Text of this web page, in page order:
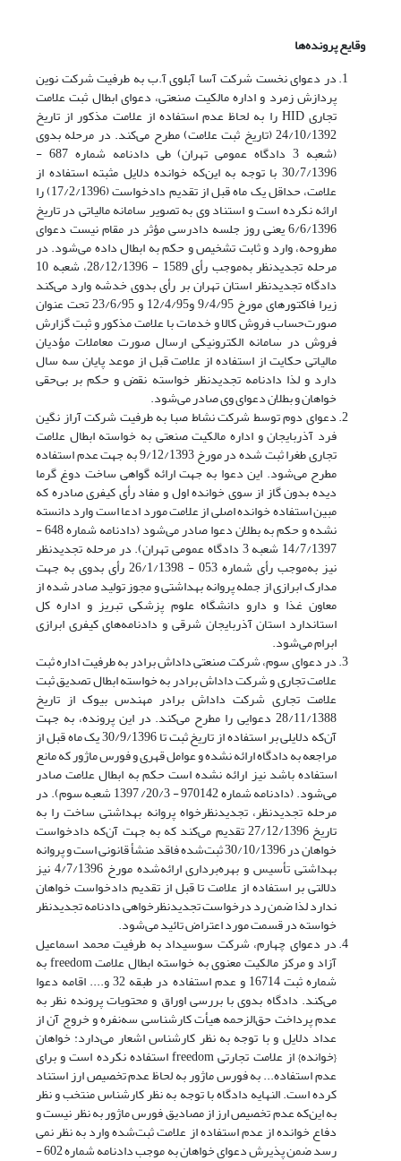
وقایع پرونده‌ها
در دعوای نخست شرکت آسا آبلوی آ.ب به طرفیت شرکت نوین
پردازش زمرد و اداره مالکیت صنعتی، دعوای ابطال ثبت علامت
تجاری HID را به لحاظ عدم استفاده از علامت مذکور از تاریخ
24/10/1392 (تاریخ ثبت علامت) مطرح می‌کند. در مرحله بدوی
(شعبه 3 دادگاه عمومی تهران) طی دادنامه شماره 687 -
30/7/1396 با توجه به این‌که خوانده دلایل مثبته استفاده از
علامت، حداقل یک ماه قبل از تقدیم دادخواست (17/2/1396) را
ارائه نکرده است و استناد وی به تصویر سامانه مالیاتی در تاریخ
6/6/1396 یعنی روز جلسه دادرسی مؤثر در مقام نیست دعوای
مطروحه، وارد و ثابت تشخیص و حکم به ابطال داده می‌شود. در
مرحله تجدیدنظر به‌موجب رأی 1589 - 28/12/1396، شعبه 10
دادگاه تجدیدنظر استان تهران بر رأی بدوی خدشه وارد می‌کند
زیرا فاکتورهای مورخ 9/4/95 و12/4/95 و 23/6/95 تحت عنوان
صورت‌حساب فروش کالا و خدمات با علامت مذکور و ثبت گزارش
فروش در سامانه الکترونیکی ارسال صورت معاملات مؤدیان
مالیاتی حکایت از استفاده از علامت قبل از موعد پایان سه سال
دارد و لذا دادنامه تجدیدنظر خواسته نقض و حکم بر بی‌حقی
خواهان و بطلان دعوای وی صادر می‌شود.
دعوای دوم توسط شرکت نشاط صبا به طرفیت شرکت آراز نگین
فرد آذربایجان و اداره مالکیت صنعتی به خواسته ابطال علامت
تجاری طغرا ثبت‌ شده در مورخ 9/12/1393 به جهت عدم استفاده
مطرح می‌شود. این دعوا به جهت ارائه گواهی ساخت دوغ گرما
دیده بدون گاز از سوی خوانده اول و مفاد رأی کیفری صادره که
مبین استفاده خوانده اصلی از علامت مورد ادعا است وارد دانسته
نشده و حکم به بطلان دعوا صادر می‌شود (دادنامه شماره 648 -
14/7/1397 شعبه 3 دادگاه عمومی تهران). در مرحله تجدیدنظر
نیز به‌موجب رأی شماره 053 - 26/1/1398 رأی بدوی به جهت
مدارک ابرازی از جمله پروانه بهداشتی و مجوز تولید صادر شده از
معاون غذا و دارو دانشگاه علوم پزشکی تبریز و اداره کل
استاندارد استان آذربایجان شرقی و دادنامه‌های کیفری ابرازی
ابرام می‌شود.
در دعوای سوم، شرکت صنعتی داداش برادر به طرفیت اداره ثبت
علامت تجاری و شرکت داداش برادر به خواسته ابطال تصدیق ثبت
علامت تجاری شرکت داداش برادر مهندس بیوک از تاریخ
28/11/1388 دعوایی را مطرح می‌کند. در این پرونده، به جهت
آن‌که دلایلی بر استفاده از تاریخ ثبت تا 30/9/1396 یک ماه قبل از
مراجعه به دادگاه ارائه نشده و عوامل قهری و فورس ماژور که مانع
استفاده باشد نیز ارائه نشده است حکم به ابطال علامت صادر
می‌شود. (دادنامه شماره 970142 - 20/3/ 1397 شعبه سوم). در
مرحله تجدیدنظر، تجدیدنظرخواه پروانه بهداشتی ساخت را به
تاریخ 27/12/1396 تقدیم می‌کند که به جهت آن‌که دادخواست
خواهان در 30/10/1396 ثبت‌شده فاقد منشأ قانونی است و پروانه
بهداشتی تأسیس و بهره‌برداری ارائه‌شده مورخ 4/7/1396 نیز
دلالتی بر استفاده از علامت تا قبل از تقدیم دادخواست خواهان
ندارد لذا ضمن رد درخواست تجدیدنظرخواهی دادنامه تجدیدنظر
خواسته در قسمت مورد اعتراض تائید می‌شود.
در دعوای چهارم، شرکت سوسیداد به طرفیت محمد اسماعیل
آزاد و مرکز مالکیت معنوی به خواسته ابطال علامت freedom به
شماره ثبت 16714 و عدم استفاده در طبقه 32 و.... اقامه دعوا
می‌کند. دادگاه بدوی با بررسی اوراق و محتویات پرونده نظر به
عدم پرداخت حق‌الزحمه هیأت کارشناسی سه‌نفره و خروج آن از
عداد دلایل و با توجه به نظر کارشناس اشعار می‌دارد: خواهان
{خوانده} از علامت تجارتی freedom استفاده نکرده است و برای
عدم استفاده... به فورس ماژور به لحاظ عدم تخصیص ارز استناد
کرده است. النهایه دادگاه با توجه به نظر کارشناس منتخب و نظر
به این‌که عدم تخصیص ارز از مصادیق فورس ماژور به نظر نیست و
دفاع خوانده از عدم استفاده از علامت ثبت‌شده وارد به نظر نمی
رسد ضمن پذیرش دعوای خواهان به موجب دادنامه شماره 602 -